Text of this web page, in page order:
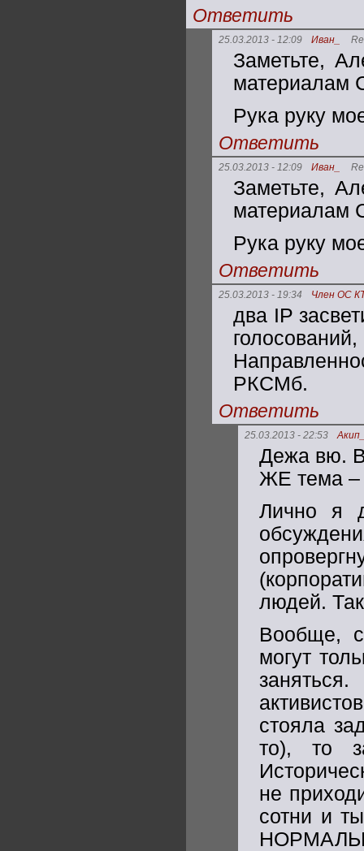
Ответить
25.03.2013 - 12:09 Иван_
Заметьте,
материалам
Рука руку
Ответить
25.03.2013 - 12:09 Иван_
Заметьте,
материалам
Рука руку
Ответить
25.03.2013 - 19:34 Член ОС
два IP
РКСМб.
Ответить
25.03.2013 - 22:53
Дежа вю.
ЖЕ тема –
Лично я
людей.
Вообще,
могут
стояла
то), то
не
сотни и